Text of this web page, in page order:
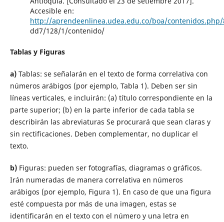
Accesible en:
http://aprendeenlinea.udea.edu.co/boa/contenidos.php/
dd7/128/1/contenido/
Tablas y Figuras
a) Tablas: se señalarán en el texto de forma correlativa con
números arábigos (por ejemplo, Tabla 1). Deben ser sin
líneas verticales, e incluirán: (a) título correspondiente en la
parte superior; (b) en la parte inferior de cada tabla se
describirán las abreviaturas Se procurará que sean claras y
sin rectificaciones. Deben complementar, no duplicar el
texto.
b) Figuras: pueden ser fotografías, diagramas o gráficos.
Irán numeradas de manera correlativa en números
arábigos (por ejemplo, Figura 1). En caso de que una figura
esté compuesta por más de una imagen, estas se
identificarán en el texto con el número y una letra en